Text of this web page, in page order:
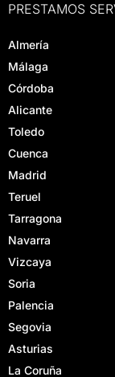
PRESTAMOS
Almería
Málaga
Córdoba
Alicante
Toledo
Cuenca
Madrid
Teruel
Tarragona
Navarra
Vizcaya
Soria
Palencia
Segovia
Asturias
La Coruña